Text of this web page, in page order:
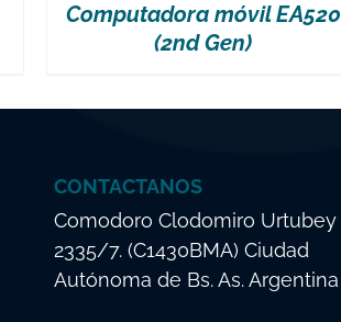
Computadora móvil EA520
(2nd Gen)
CONTACTANOS
Comodoro Clodomiro Urtubey
2335/7. (C1430BMA) Ciudad
Autónoma de Bs. As. Argentina